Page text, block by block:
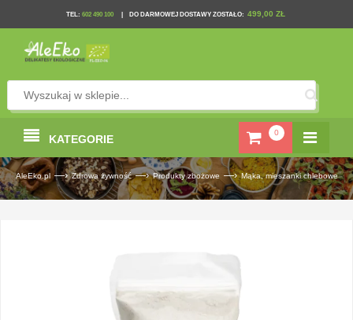
TEL: 602 490 100 DO DARMOWEJ DOSTAWY ZOSTAŁO: 499,00 ZŁ
0
KATEGORIE
AleEko.pl —› Zdrowa żywność —› Produkty zbożowe —› Mąka, mieszanki chlebowe